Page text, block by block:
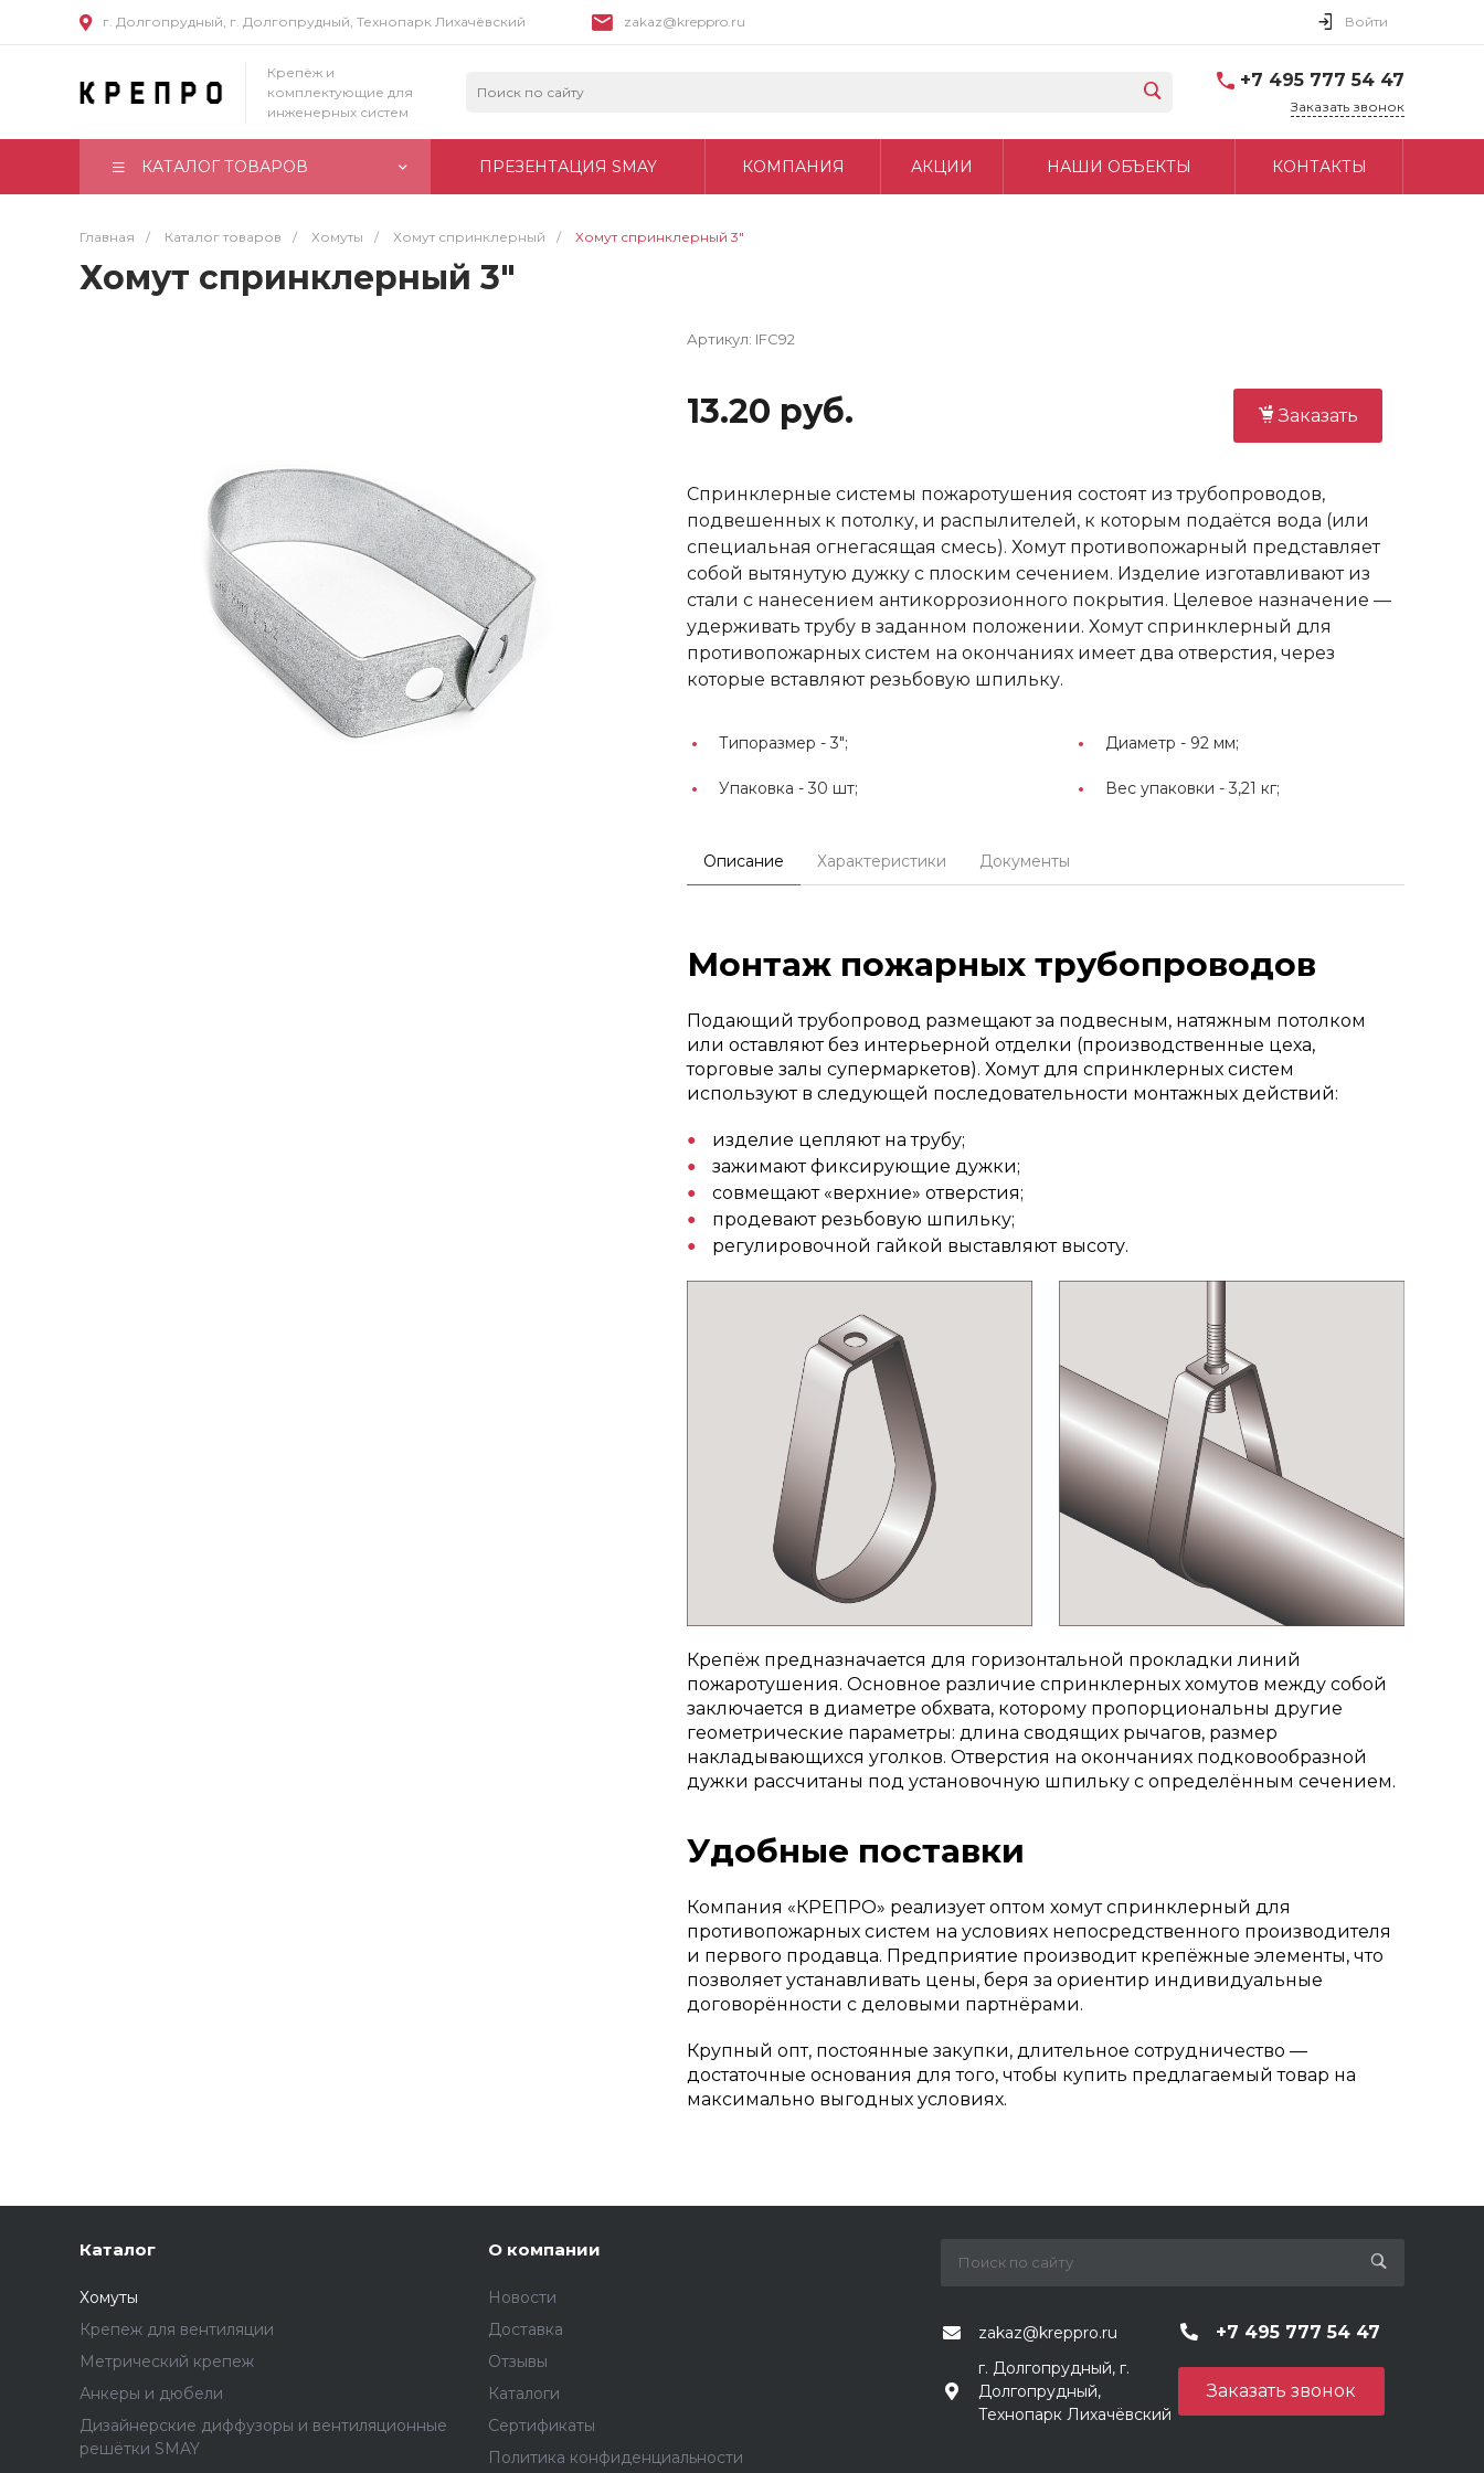
г. Долгопрудный, г. Долгопрудный, Технопарк Лихачёвский zakaz@kreppro.ru Войти
Крепёж и
комплектующие для
инженерных систем
+7 495 777 54 47
Заказать звонок
КАТАЛОГ ТОВАРОВ ПРЕЗЕНТАЦИЯ SMAY КОМПАНИЯ АКЦИИ НАШИ ОБЪЕКТЫ КОНТАКТЫ
Главная / Каталог товаров / Хомуты / Хомут спринклерный / Хомут спринклерный 3"
Хомут спринклерный 3"
Артикул: IFC92
13.20 руб. Заказать
Спринклерные системы пожаротушения состоят из трубопроводов,
подвешенных к потолку, и распылителей, к которым подаётся вода (или
специальная огнегасящая смесь). Хомут противопожарный представляет
собой вытянутую дужку с плоским сечением. Изделие изготавливают из
стали с нанесением антикоррозионного покрытия. Целевое назначение —
удерживать трубу в заданном положении. Хомут спринклерный для
противопожарных систем на окончаниях имеет два отверстия, через
которые вставляют резьбовую шпильку.
Типоразмер - 3"; Диаметр - 92 мм;
Упаковка - 30 шт; Вес упаковки - 3,21 кг;
Описание Характеристики Документы
Монтаж пожарных трубопроводов
Подающий трубопровод размещают за подвесным, натяжным потолком
или оставляют без интерьерной отделки (производственные цеха,
торговые залы супермаркетов). Хомут для спринклерных систем
используют в следующей последовательности монтажных действий:
изделие цепляют на трубу;
зажимают фиксирующие дужки;
совмещают «верхние» отверстия;
продевают резьбовую шпильку;
регулировочной гайкой выставляют высоту.
Крепёж предназначается для горизонтальной прокладки линий
пожаротушения. Основное различие спринклерных хомутов между собой
заключается в диаметре обхвата, которому пропорциональны другие
геометрические параметры: длина сводящих рычагов, размер
накладывающихся уголков. Отверстия на окончаниях подковообразной
дужки рассчитаны под установочную шпильку с определённым сечением.
Удобные поставки
Компания «КРЕПРО» реализует оптом хомут спринклерный для
противопожарных систем на условиях непосредственного производителя
и первого продавца. Предприятие производит крепёжные элементы, что
позволяет устанавливать цены, беря за ориентир индивидуальные
договорённости с деловыми партнёрами.
Крупный опт, постоянные закупки, длительное сотрудничество —
достаточные основания для того, чтобы купить предлагаемый товар на
максимально выгодных условиях.
Каталог
Хомуты
Крепеж для вентиляции
Метрический крепеж
Анкеры и дюбели
Дизайнерские диффузоры и вентиляционные
решётки SMAY
О компании
Новости
Доставка
Отзывы
Каталоги
Сертификаты
Политика конфиденциальности
zakaz@kreppro.ru +7 495 777 54 47
г. Долгопрудный, г.
Долгопрудный,
Технопарк Лихачёвский
Заказать звонок